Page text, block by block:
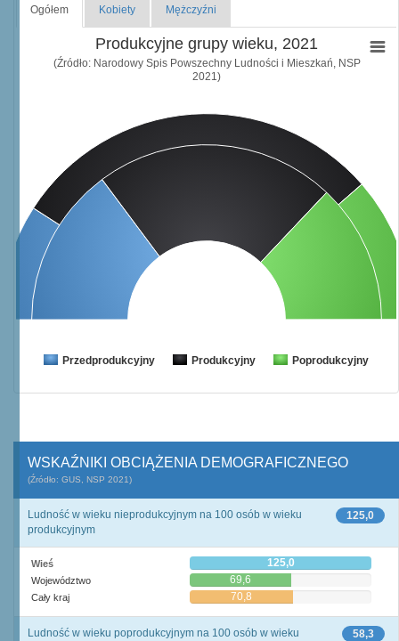
Ogółem Kobiety Mężczyźni
Produkcyjne grupy wieku, 2021
(Źródło: Narodowy Spis Powszechny Ludności i Mieszkań, NSP
2021)
Przedprodukcyjny Produkcyjny Poprodukcyjny
WSKAŹNIKI OBCIĄŻENIA DEMOGRAFICZNEGO
(Źródło: GUS, NSP 2021)
125,0
Ludność w wieku nieprodukcyjnym na 100 osób w wieku
produkcyjnym
Wieś 125,0
Województwo 69,6
Cały kraj 70,8
58,3
Ludność w wieku poprodukcyjnym na 100 osób w wieku